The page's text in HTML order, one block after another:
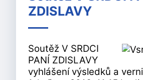
ZDISLAVY
Soutěž V SRDCI
PANÍ ZDISLAVY
vyhlášení výsledků a